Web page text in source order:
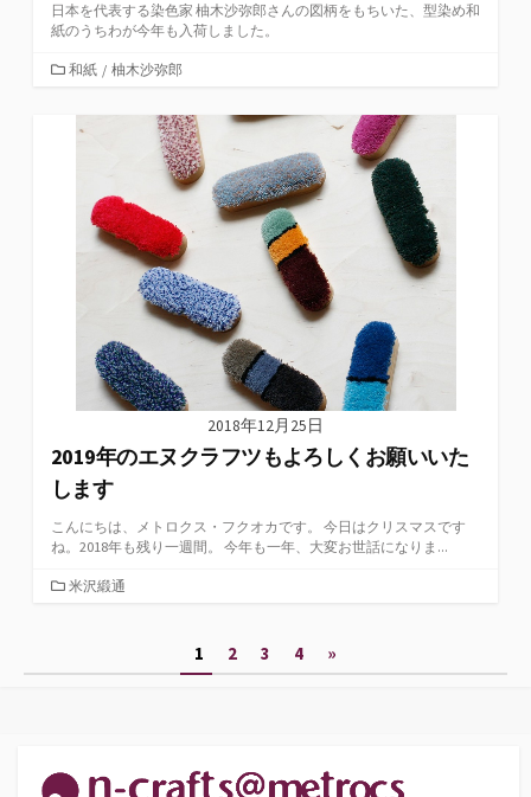
日本を代表する染色家 柚木沙弥郎さんの図柄をもちいた、型染め和
紙のうちわが今年も入荷しました。
カ
ゴ
和紙 / 柚木沙弥郎
2018年12月25日
2019年のエヌクラフツもよろしくお願いいた
します
こんにちは、メトロクス・フクオカです。 今日はクリスマスです
ね。2018年も残り一週間。 今年も一年、大変お世話になりま...
カ
ー
米沢緞通
ペ
1 2 3 4 »